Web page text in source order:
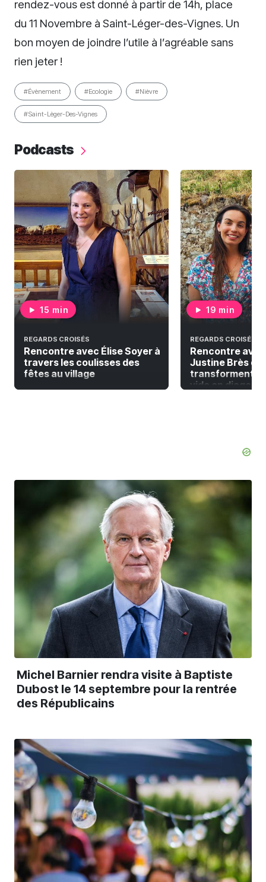
rendez-vous est donné à partir de 14h, place
du 11 Novembre à Saint-Léger-des-Vignes. Un
bon moyen de joindre l’utile à l’agréable sans
rien jeter !
#Évènement #Ecologie #Nièvre
#Saint-Lèger-Des-Vignes
Podcasts
15 min
REGARDS CROISÉS
Rencontre avec Élise Soyer à
travers les coulisses des
fêtes au village
19 min
REGARDS CROISÉS
Rencontre
Justine Brès qui
transforment la
vide en
Michel Barnier rendra visite à Baptiste
Dubost le 14 septembre pour la rentrée
des Républicains